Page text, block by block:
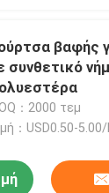
βαφής
συνθετικό
：2000 τεμ
：USD0.50-